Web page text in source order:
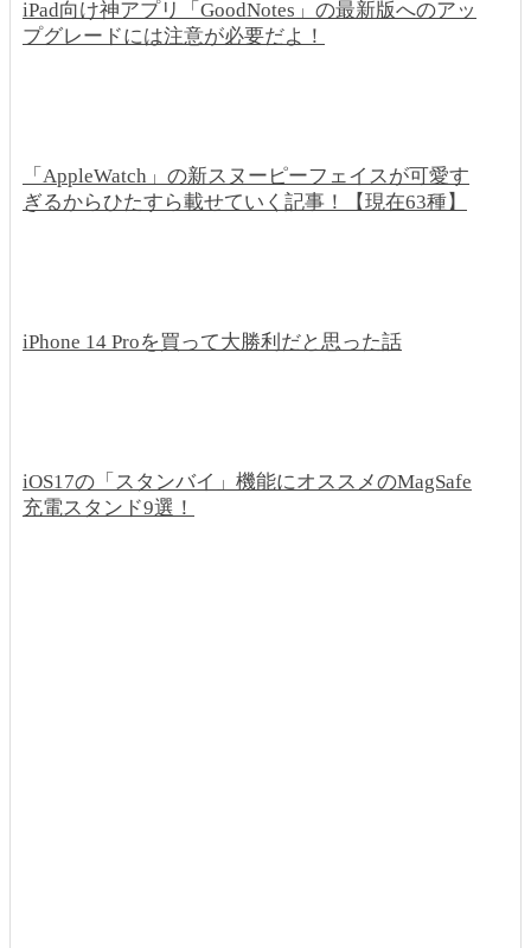
iPad向け神アプリ「GoodNotes」の最新版へのアッ
プグレードには注意が必要だよ！
「AppleWatch」の新スヌーピーフェイスが可愛す
ぎるからひたすら載せていく記事！【現在63種】
iPhone 14 Proを買って大勝利だと思った話
iOS17の「スタンバイ」機能にオススメのMagSafe
充電スタンド9選！